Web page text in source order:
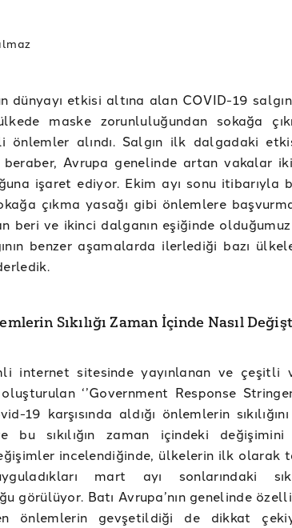
dünyayı etkisi altına alan COVID-19
maske zorunluluğundan sokağa
önlemler alındı. Salgın ilk dalgadaki
beraber, Avrupa genelinde artan vakalar
işaret ediyor. Ekim ayı sonu itibarıyla
çıkma yasağı gibi önlemlere
beri ve ikinci dalganın eşiğinde
benzer aşamalarda ilerlediği bazı
Sıkılığı Zaman İçinde Nasıl
internet sitesinde yayınlanan ve çeşitli
‘’Government Response
19 karşısında aldığı önlemlerin
bu sıkılığın zaman içindeki
incelendiğinde, ülkelerin ilk olarak
mart ayı sonlarındaki
görülüyor. Batı Avrupa’nın genelinde
önlemlerin gevşetildiği de dikkat